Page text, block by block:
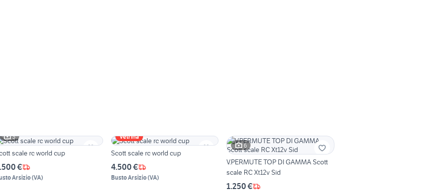
3
scale rc world cup
€
Arsizio(VA)
Vetrina
Scott scale rc world cup
4.500 €
Busto Arsizio(VA)
6
V.PERMUTE TOP DI GAMMA Scott
scale RC Xt12v Sid
1.250 €